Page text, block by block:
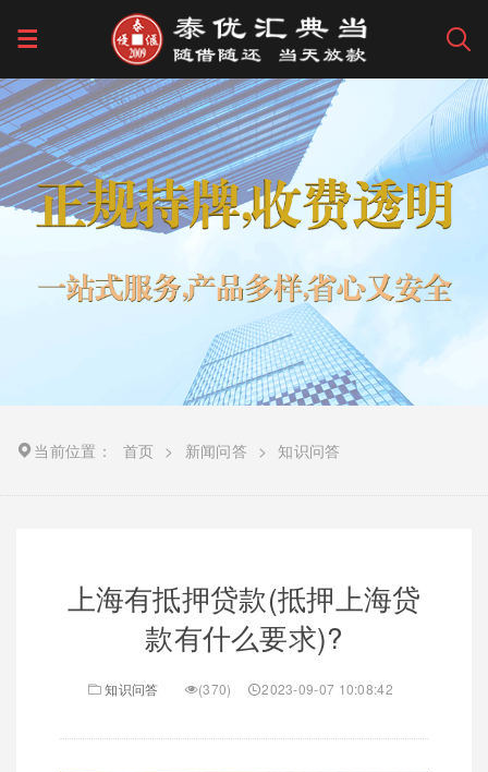
当前位置： 首页 > 新闻问答 > 知识问答
上海有抵押贷款(抵押上海贷
款有什么要求)?
知识问答 (370) 2023-09-07 10:08:42